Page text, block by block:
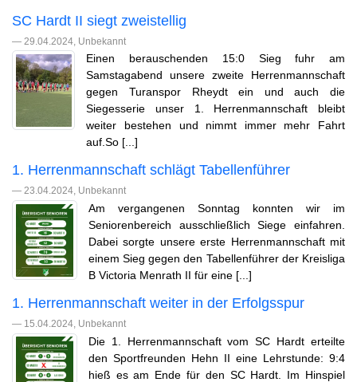
SC Hardt II siegt zweistellig
— 29.04.2024, Unbekannt
Einen berauschenden 15:0 Sieg fuhr am
Samstagabend unsere zweite Herrenmannschaft
gegen Turanspor Rheydt ein und auch die
Siegesserie unser 1. Herrenmannschaft bleibt
weiter bestehen und nimmt immer mehr Fahrt
auf.So [...]
1. Herrenmannschaft schlägt Tabellenführer
— 23.04.2024, Unbekannt
Am vergangenen Sonntag konnten wir im
Seniorenbereich ausschließlich Siege einfahren.
Dabei sorgte unsere erste Herrenmannschaft mit
einem Sieg gegen den Tabellenführer der Kreisliga
B Victoria Menrath II für eine [...]
1. Herrenmannschaft weiter in der Erfolgsspur
— 15.04.2024, Unbekannt
Die 1. Herrenmannschaft vom SC Hardt erteilte
den Sportfreunden Hehn II eine Lehrstunde: 9:4
hieß es am Ende für den SC Hardt. Im Hinspiel